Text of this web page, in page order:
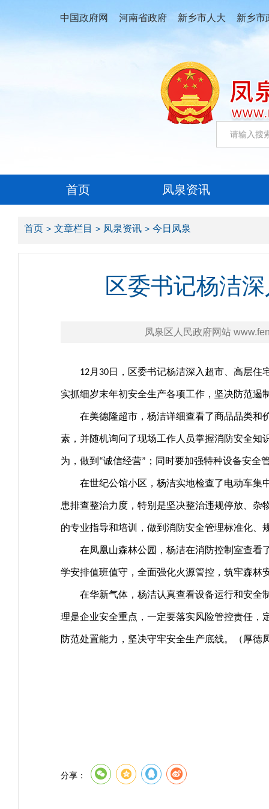
中国政府网 河南省政府 新乡市人大 新乡市
首页 凤泉资讯
首页 文章栏目 凤泉资讯 今日凤泉
区委书记杨洁
凤泉区人民政府网站
12月 30日，区委书记杨洁深入超市、高层住
实抓细岁末年初安全生产各项工作，坚决防范
在美德隆超市，杨洁详细查看了商品品类和
素，并随机询问了现场工作人员掌握消防安全知
为，做到 “诚信经营” ；同时要加强特种设备安全
在世纪公馆小区，杨洁实地检查了电动车集
患排查整治力度，特别是坚决整治违规停放、杂
的专业指导和培训，做到消防安全管理标准化、
在凤凰山森林公园，杨洁在消防控制室查看
学安排值班值守，全面强化火源管控，筑牢森林
在华新气体，杨洁认真查看设备运行和安全
理是企业安全重点，一定要落实风险管控责任，
防范处置能力，坚决守牢安全生产底线。 （厚德
分享：